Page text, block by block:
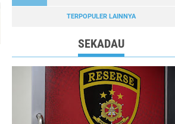
TERPOPULER LAINNYA
SEKADAU